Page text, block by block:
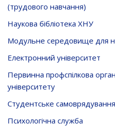
(трудового навчання)
Наукова бібліотека ХНУ
Модульне середовище для
Електронний університет
Первинна профспілкова
університету
Студентське самоврядування
Психологічна служба